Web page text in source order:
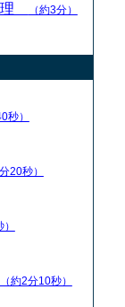
理 （約3分）
秒）
20秒）
（約2分10秒）